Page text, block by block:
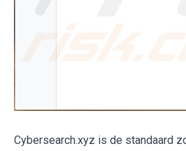
Cybersearch.xyz is de standaard